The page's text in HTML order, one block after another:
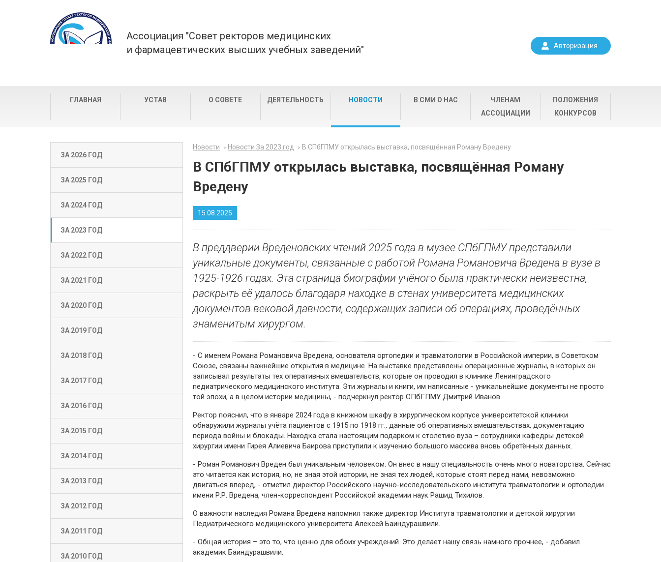
Ассоциация "Совет ректоров медицинских
и фармацевтических высших учебных заведений"
Авторизация
ГЛАВНАЯ УСТАВ О СОВЕТЕ ДЕЯТЕЛЬНОСТЬ НОВОСТИ В СМИ О НАС
ЧЛЕНАМ
АССОЦИАЦИИ
ПОЛОЖЕНИЯ
КОНКУРСОВ
ЗА 2026 ГОД
ЗА 2025 ГОД
ЗА 2024 ГОД
ЗА 2023 ГОД
ЗА 2022 ГОД
ЗА 2021 ГОД
ЗА 2020 ГОД
ЗА 2019 ГОД
ЗА 2018 ГОД
ЗА 2017 ГОД
ЗА 2016 ГОД
ЗА 2015 ГОД
ЗА 2014 ГОД
ЗА 2013 ГОД
ЗА 2012 ГОД
ЗА 2011 ГОД
ЗА 2010 ГОД
Новости Новости За 2023 год В СПбГПМУ открылась выставка, посвящённая Роману Вредену
В СПбГПМУ открылась выставка, посвящённая Роману
Вредену
15.08.2025
В преддверии Вреденовских чтений 2025 года в музее СПбГПМУ представили
уникальные документы, связанные с работой Романа Романовича Вредена в вузе в
1925-1926 годах. Эта страница биографии учёного была практически неизвестна,
раскрыть её удалось благодаря находке в стенах университета медицинских
документов вековой давности, содержащих записи об операциях, проведённых
знаменитым хирургом.
- С именем Романа Романовича Вредена, основателя ортопедии и травматологии в Российской империи, в Советском
Союзе, связаны важнейшие открытия в медицине. На выставке представлены операционные журналы, в которых он
записывал результаты тех оперативных вмешательств, которые он проводил в клинике Ленинградского
педиатрического медицинского института. Эти журналы и книги, им написанные - уникальнейшие документы не просто
той эпохи, а в целом истории медицины, - подчеркнул ректор СПбГПМУ Дмитрий Иванов.
Ректор пояснил, что в январе 2024 года в книжном шкафу в хирургическом корпусе университетской клиники
обнаружили журналы учёта пациентов с 1915 по 1918 гг., данные об оперативных вмешательствах, документацию
периода войны и блокады. Находка стала настоящим подарком к столетию вуза – сотрудники кафедры детской
хирургии имени Гирея Алиевича Баирова приступили к изучению большого массива вновь обретённых данных.
- Роман Романович Вреден был уникальным человеком. Он внес в нашу специальность очень много новаторства. Сейчас
это читается как история, но, не зная этой истории, не зная тех людей, которые стоят перед нами, невозможно
двигаться вперед, - отметил директор Российского научно-исследовательского института травматологии и ортопедии
имени Р.Р. Вредена, член-корреспондент Российской академии наук Рашид Тихилов.
О важности наследия Романа Вредена напомнил также директор Института травматологии и детской хирургии
Педиатрического медицинского университета Алексей Баиндурашвили.
- Общая история – это то, что ценно для обоих учреждений. Это делает нашу связь намного прочнее, - добавил
академик Баиндурашвили.